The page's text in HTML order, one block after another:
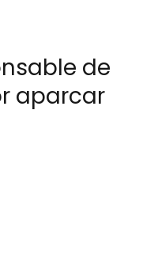
de
aparcar